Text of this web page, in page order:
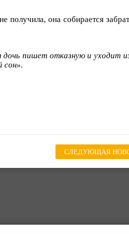
получила, она собирается
пишет отказную и уходит
сон».
СЛЕДУЮЩАЯ